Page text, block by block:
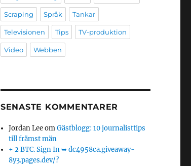
Scraping Språk Tankar
Televisionen Tips TV-produktion
Video Webben
SENASTE KOMMENTARER
Jordan LeeomGästblogg: 10 journalisttips
till främst män
+ 2 BTC. Sign In ➥ dc4958ca.giveaway-
8y3.pages.dev/?